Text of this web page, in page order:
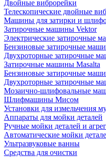
Двойные виброрейки
Телескопические двойные
Машины для затирки и
Затирочные машины Vektor
Электрические затирочные
Бензиновые затирочные
Двухроторные затирочные
Затирочные машины Masalta
Бензиновые затирочные
Двухроторные затирочные
Мозаично-шлифовальные
Шлифмашины Мисом
Установки для измельчения
Аппараты для мойки деталей
Ручные мойки деталей и
Автоматические мойки
Ультразвуковые ванны
Средства для очистки